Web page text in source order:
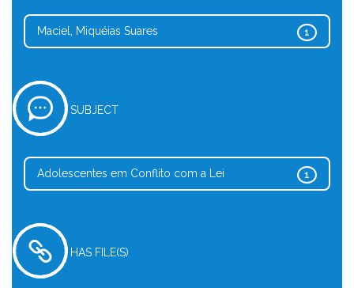
1
Maciel, Miquéias Suares
SUBJECT
1
Adolescentes em Conflito com a Lei
HAS FILE(S)